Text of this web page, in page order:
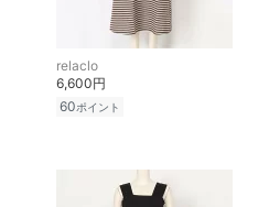
relaclo
6,600円
60ポイント